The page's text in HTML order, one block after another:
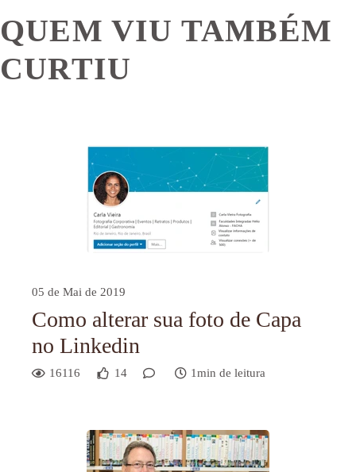
QUEM VIU TAMBÉM
CURTIU
05 de Mai de 2019
Como alterar sua foto de Capa
no Linkedin
16116 14 1min de leitura